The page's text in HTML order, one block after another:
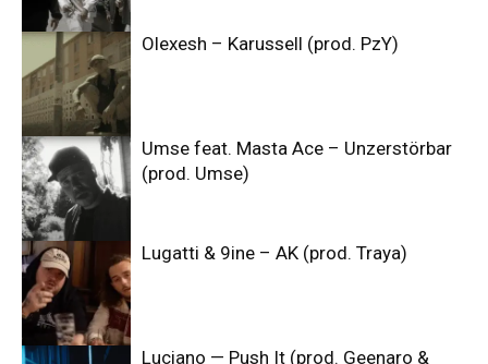
Olexesh – Karussell (prod. PzY)
Umse feat. Masta Ace – Unzerstörbar
(prod. Umse)
Lugatti & 9ine – AK (prod. Traya)
Luciano — Push It (prod. Geenaro &